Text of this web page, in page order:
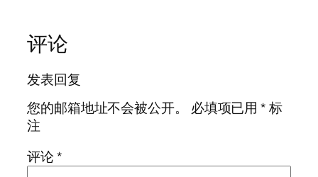
评论
发表回复
您的邮箱地址不会被公开。
必填项已用*标
注
评论*